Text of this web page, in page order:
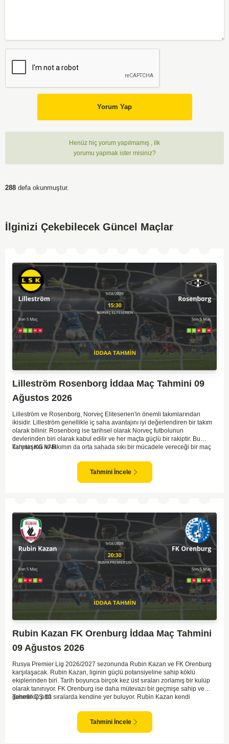
Yorum Yap
Henüz hiç yorum yapılmamış , ilk
yorumu yapmak ister misiniz?
288 defa okunmuştur.
İlginizi Çekebilecek Güncel Maçlar
Lilleström Rosenborg İddaa Maç Tahmini 09
Ağustos 2026
Lilleström ve Rosenborg, Norveç Eliteserien'in önemli takımlarından
ikisidir. Lilleström genellikle iç saha avantajını iyi değerlendiren bir takım
olarak bilinir. Rosenborg ise tarihsel olarak Norveç futbolunun
devlerinden biri olarak kabul edilir ve her maçta güçlü bir rakiptir. Bu
karşılaşma iki takımın da orta sahada sıkı bir mücadele vereceği bir maç
oyunundaki etkisi birlikte düşünüldüğünde, maçın dengede geçmesi
olasıdır. İki takımın da gol atma potansiyeli yüksek olduğu için karşılıklı
Tahmin KG VAR
Tahmini İncele
Rubin Kazan FK Orenburg İddaa Maç Tahmini
09 Ağustos 2026
Rusya Premier Lig 2026/2027 sezonunda Rubin Kazan ve FK Orenburg
karşılaşacak. Rubin Kazan, liginin güçlü potansiyeline sahip köklü
ekiplerinden biri. Tarih boyunca birçok kez üst sıraları zorlamış bir kulüp
olarak tanınıyor. FK Orenburg ise daha mütevazı bir geçmişe sahip ve
genellikle orta sıralarda kendine yer buluyor. Rubin Kazan kendi
gösteriyor. Toparlayacak olursak bu maçta ev sahibi ekibin bir adım önde
Tahmin ÇŞ 10
Tahmini İncele